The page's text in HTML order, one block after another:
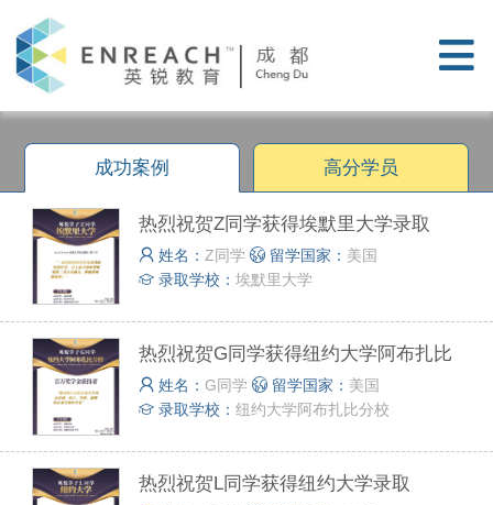
成功案例 高分学员
热烈祝贺Z同学获得埃默里大学录取
姓名： Z同学 留学国家： 美国
录取学校：埃默里大学
热烈祝贺G同学获得纽约大学阿布扎比
分校录取
姓名：G同学 留学国家： 美国
录取学校：纽约大学阿布扎比分校
热烈祝贺L同学获得纽约大学录取